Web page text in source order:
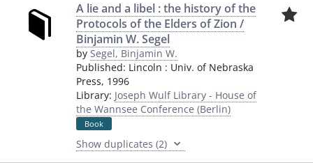
A lie and a libel : the history of the
Protocols of the Elders of Zion /
Binjamin W. Segel
by Segel, Binjamin W.
Published: Lincoln : Univ. of Nebraska
Press, 1996
Library: Joseph Wulf Library - House of
the Wannsee Conference (Berlin)
Book
Show duplicates (2)